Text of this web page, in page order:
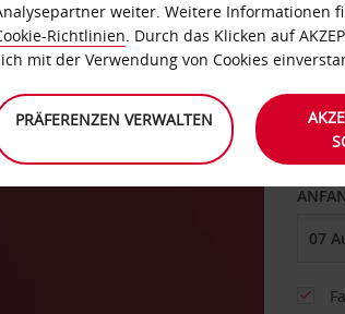
weiter. Weitere Informationen
Richtlinien. Durch das Klicken auf
mit der Verwendung von Cookies
PRÄFERENZEN VERWALTEN